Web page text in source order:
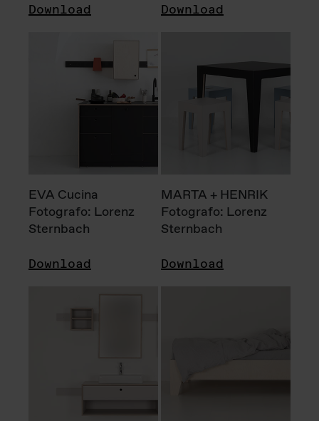
Download Download
EVA Cucina
Fotografo: Lorenz
Sternbach
Download
MARTA + HENRIK
Fotografo: Lorenz
Sternbach
Download